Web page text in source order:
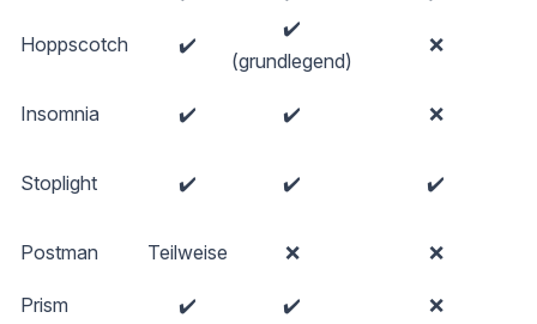
Hoppscotch ✔️
✔️
(grundlegend)
❌
Insomnia ✔️ ✔️ ❌
Stoplight ✔️ ✔️ ✔️
Postman Teilweise ❌ ❌
Prism ✔️ ✔️ ❌